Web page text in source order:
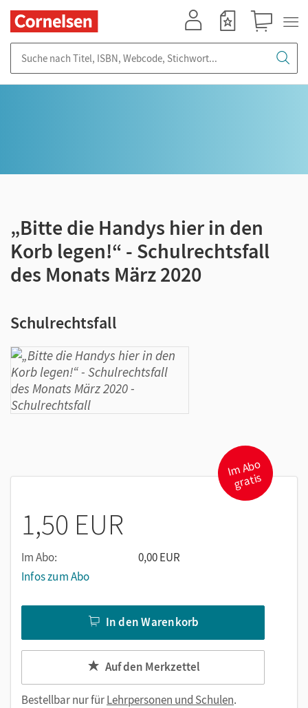
„Bitte die Handys hier in den
Korb legen!“ - Schulrechtsfall
des Monats März 2020
Schulrechtsfall
I
m
A
b
o
gr
atis
1,50 EUR
Im Abo:
0,00 EUR
Infos zum Abo
In den Warenkorb
Auf den Merkzettel
Bestellbar nur fürLehrpersonen und Schulen.